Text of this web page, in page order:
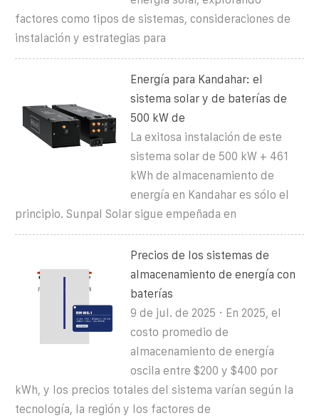
factores como tipos de sistemas, consideraciones de
instalación y estrategias para
Energía para Kandahar: el
sistema solar y de baterías de
500 kW de
La exitosa instalación de este
sistema solar de 500 kW + 461
kWh de almacenamiento de
energía en Kandahar es sólo el
principio. Sunpal Solar sigue empeñada en
Precios de los sistemas de
almacenamiento de energía con
baterías
9 de jul. de 2025 · En 2025, el
costo promedio de
almacenamiento de energía
oscila entre $200 y $400 por
kWh, y los precios totales del sistema varían según la
tecnología, la región y los factores de